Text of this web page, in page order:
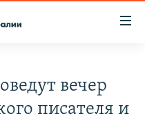
вечер
писателя и